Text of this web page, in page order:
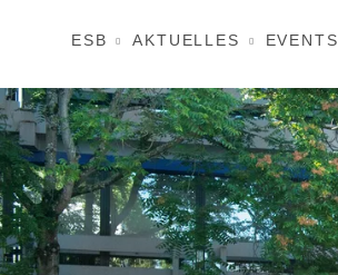
ESB AKTUELLES EVENTS